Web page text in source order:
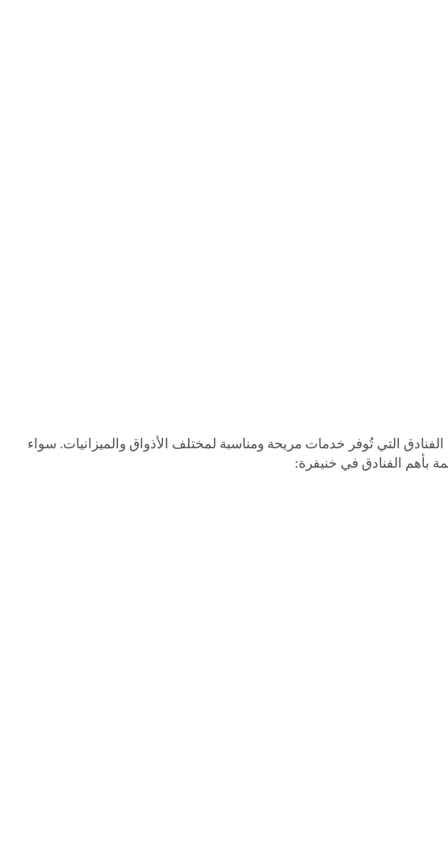
التي تُوفر خدمات مريحة ومناسبة لمختلف الأذواق والميزانيات. سواء
بأهم الفنادق في خنيفرة: